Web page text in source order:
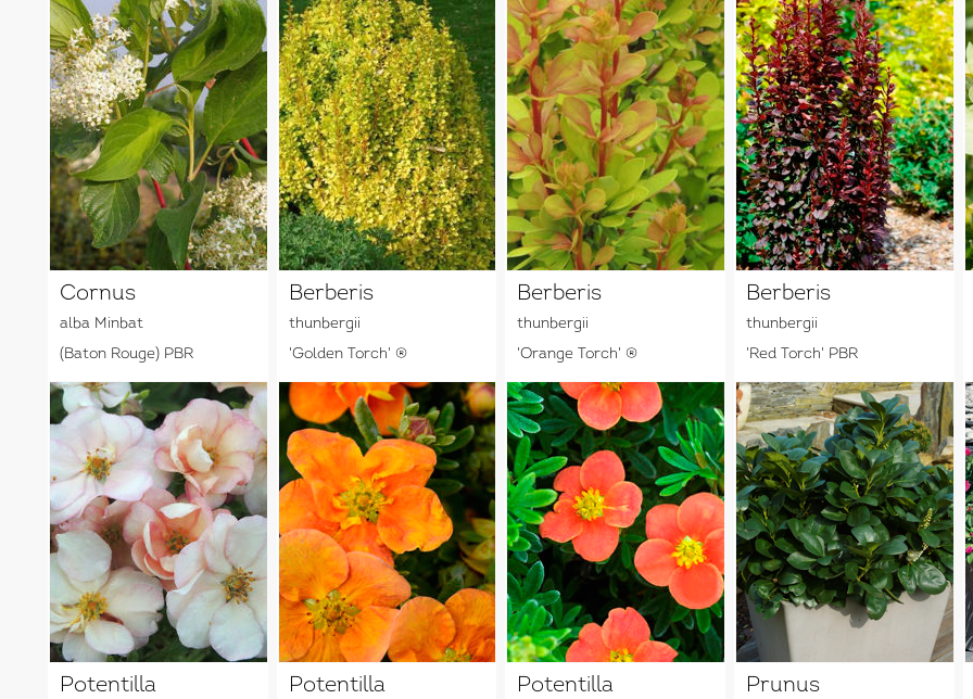
Cornus
alba Minbat
(Baton Rouge) PBR
Berberis
thunbergii
'Golden Torch' ®
Berberis
thunbergii
'Orange Torch' ®
Berberis
thunbergii
'Red Torch' PBR
Potentilla Potentilla Potentilla Prunus